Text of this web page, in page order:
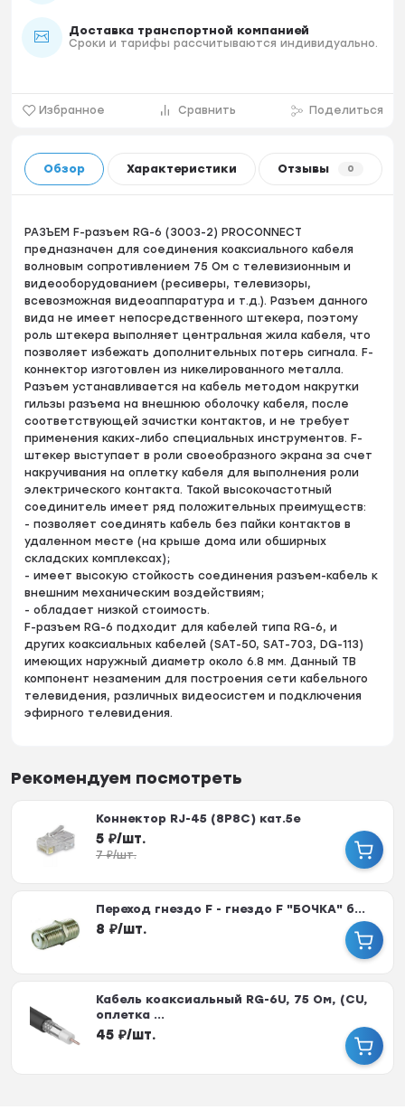
Доставка транспортной компанией
Сроки и тарифы рассчитываются индивидуально.
Избранное Сравнить Поделиться
Обзор Характеристики Отзывы 0
РАЗЪЕМ F-разъем RG-6 (3003-2) PROCONNECT
предназначен для соединения коаксиального кабеля
волновым сопротивлением 75 Ом с телевизионным и
видеооборудованием (ресиверы, телевизоры,
всевозможная видеоаппаратура и т.д.). Разъем данного
вида не имеет непосредственного штекера, поэтому
роль штекера выполняет центральная жила кабеля, что
позволяет избежать дополнительных потерь сигнала. F-
коннектор изготовлен из никелированного металла.
Разъем устанавливается на кабель методом накрутки
гильзы разъема на внешнюю оболочку кабеля, после
соответствующей зачистки контактов, и не требует
применения каких-либо специальных инструментов. F-
штекер выступает в роли своеобразного экрана за счет
накручивания на оплетку кабеля для выполнения роли
электрического контакта. Такой высокочастотный
соединитель имеет ряд положительных преимуществ:
- позволяет соединять кабель без пайки контактов в
удаленном месте (на крыше дома или обширных
складских комплексах);
- имеет высокую стойкость соединения разъем-кабель к
внешним механическим воздействиям;
- обладает низкой стоимость.
F-разъем RG-6 подходит для кабелей типа RG-6, и
других коаксиальных кабелей (SAT-50, SAT-703, DG-113)
имеющих наружный диаметр около 6.8 мм. Данный ТВ
компонент незаменим для построения сети кабельного
телевидения, различных видеосистем и подключения
эфирного телевидения.
Рекомендуем посмотреть
Коннектор RJ-45 (8P8C) кат.5е
5 ₽/шт.
7 ₽/шт.
Переход гнездо F - гнездо F "БОЧКА" б...
8 ₽/шт.
Кабель коаксиальный RG-6U, 75 Ом, (CU,
оплетка ...
45 ₽/шт.